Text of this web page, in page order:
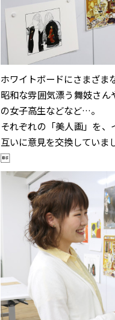
ホワイトボードにさまざま
昭和な雰囲気漂う舞妓さ
の女子高生などなど…。
それぞれの「美人画」を
互いに意見を交換していま
